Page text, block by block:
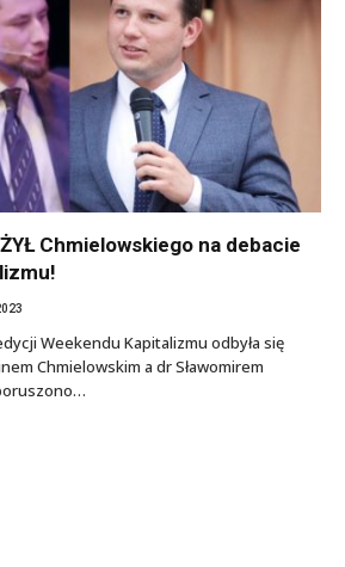
Chmielowskiego na debacie
Weekendu Kapitalizmu odbyła się
Chmielowskim a dr Sławomirem